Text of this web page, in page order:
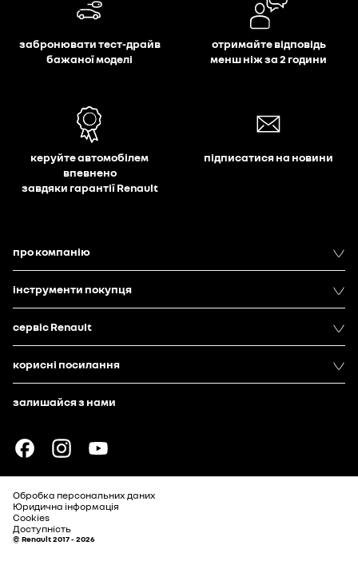
забронювати тест-драйв
бажаної моделі
отримайте відповідь
менш ніж за 2 години
керуйте автомобілем
впевнено
завдяки гарантії Renault
підписатися на новини
про компанію
інструменти покупця
сервіс Renault
корисні посилання
залишайся з нами
Обробка персональних даних
Юридична інформація
Cookies
Доступність
© Renault 2017 - 2026